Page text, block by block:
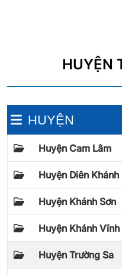
HUYỆN
HUYỆN
Huyện Cam Lâm
Huyện Diên Khánh
Huyện Khánh Sơn
Huyện Khánh Vĩnh
Huyện Trường Sa